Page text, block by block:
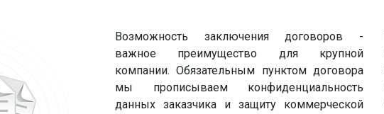
Возможность заключения договоров -
важное преимущество для крупной
компании. Обязательным пунктом договора
мы прописываем конфиденциальность
данных заказчика и защиту коммерческой